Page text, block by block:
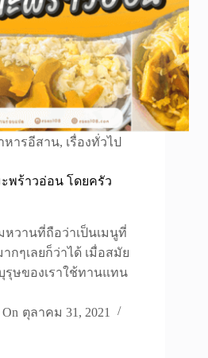
หารอีสาน, เรื่องทั่วไป
พร้าวอ่อน โดยครัว
วานที่ถือว่าเป็นเมนูที่
ๆเลยก็ว่าได้ เมื่อสมัย
ษของเราใช้ทานแทน
On ตุลาคม 31, 2021